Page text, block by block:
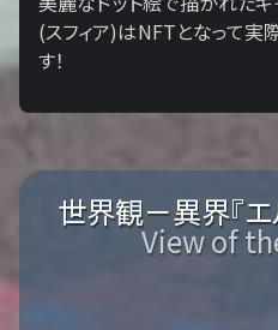
(スフィア)はNFTとなって実
す！
世界観－異界『エ
View of